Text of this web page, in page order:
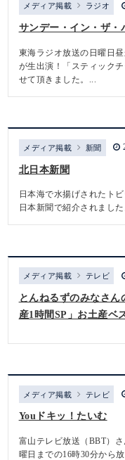
メディア掲載 ラジオ
サンデー・イン・ザ・
東海ラジオ放送の日曜日
が生出演！「スティック
せて頂きました。...
メディア掲載 新聞
北日本新聞
日本海で水揚げされたト
日本新聞で紹介されました
メディア掲載 テレビ
とんねるずのみなさん
産1時間SP」お土産ベ
メディア掲載 テレビ
Youドキッ！たいむ
富山テレビ放送（BBT）
曜日までの16時30分から